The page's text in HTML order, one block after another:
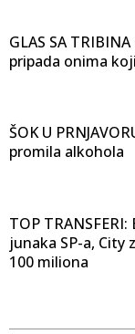
GLAS SA
pripada onima
ŠOK U
promila alkohola
TOP
junaka SP-a, City
100 miliona